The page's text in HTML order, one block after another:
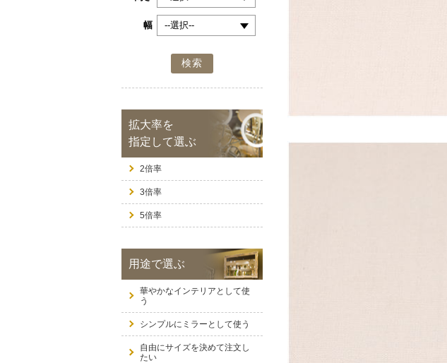
幅
検索
拡大率を
指定して選ぶ
2倍率
3倍率
5倍率
用途で選ぶ
華やかなインテリアとして使
う
シンプルにミラーとして使う
自由にサイズを決めて注文し
たい